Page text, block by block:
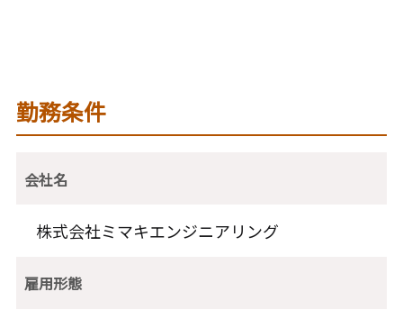
勤務条件
会社名
株式会社ミマキエンジニアリング
雇用形態